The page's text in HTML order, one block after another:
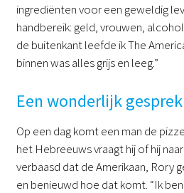
ingrediënten voor een geweldig
handbereik: geld, vrouwen,
de buitenkant leefde ik The
binnen was alles grijs en leeg.”
Een wonderlijk gesprek
Op een dag komt een man de
het Hebreeuws vraagt hij of hij
verbaasd dat de Amerikaan, Rory
en benieuwd hoe dat komt. “Ik